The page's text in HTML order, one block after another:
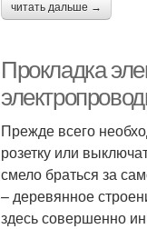
читать дальше →
Прокладка
Прежде всего
розетку или
смело браться за
– деревянное
здесь совершенно